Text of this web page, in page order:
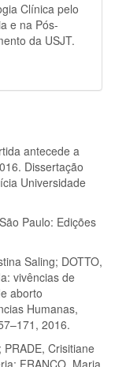
Clínica pelo
e na Pós-
da USJT.
antecede a
Dissertação
Universidade
Paulo: Edições
Saling; DOTTO,
vivências de
aborto
Humanas,
2016.
PRADE, Crisitiane